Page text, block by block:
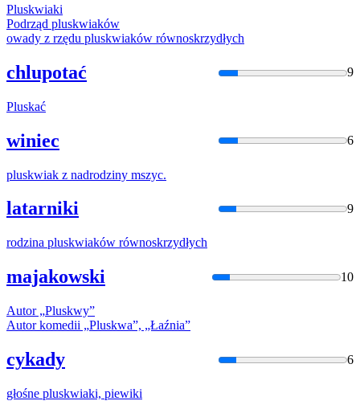
Pluskwiaki
Podrząd pluskwiaków
owady z rzędu pluskwiaków równoskrzydłych
chlupotać 9
Pluskać
winiec 6
pluskwiak z nadrodziny mszyc.
latarniki 9
rodzina pluskwiaków równoskrzydłych
majakowski 10
Autor „Pluskwy”
Autor komedii „Pluskwa”, „Łaźnia”
cykady 6
głośne pluskwiaki, piewiki